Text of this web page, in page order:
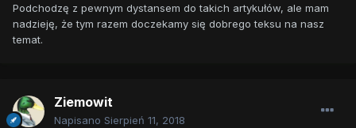
Podchodzę z pewnym dystansem do takich artykułów, ale mam
nadzieję, że tym razem doczekamy się dobrego teksu na nasz
temat.
Ziemowit
Napisano Sierpień 11, 2018